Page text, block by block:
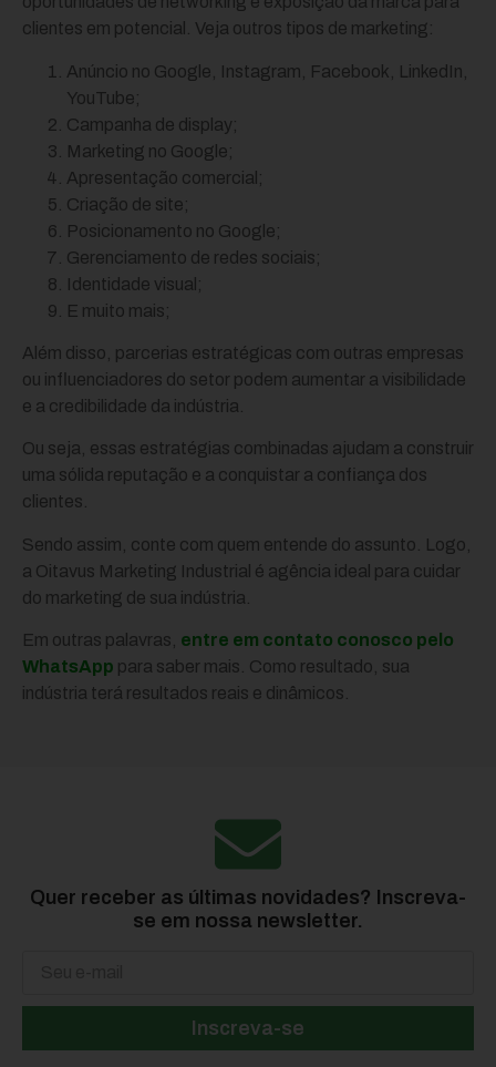
clientes em potencial. Veja outros tipos de marketing:
Anúncio no Google, Instagram, Facebook, LinkedIn,
YouTube;
Campanha de display;
Marketing no Google;
Apresentação comercial;
Criação de site;
Posicionamento no Google;
Gerenciamento de redes sociais;
Identidade visual;
E muito mais;
Além disso, parcerias estratégicas com outras empresas
ou influenciadores do setor podem aumentar a visibilidade
e a credibilidade da indústria.
Ou seja, essas estratégias combinadas ajudam a construir
uma sólida reputação e a conquistar a confiança dos
clientes.
Sendo assim, conte com quem entende do assunto. Logo,
a Oitavus Marketing Industrial é agência ideal para cuidar
do marketing de sua indústria.
Em outras palavras, entre em contato conosco pelo
WhatsApp para saber mais. Como resultado, sua
indústria terá resultados reais e dinâmicos.
Quer receber as últimas novidades? Inscreva-
se em nossa newsletter.
Inscreva-se